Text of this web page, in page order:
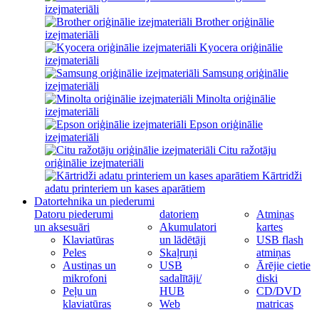
izejmateriāli
Brother oriģinālie
izejmateriāli
Kyocera oriģinālie
izejmateriāli
Samsung oriģinālie
izejmateriāli
Minolta oriģinālie
izejmateriāli
Epson oriģinālie
izejmateriāli
Citu ražotāju
oriģinālie izejmateriāli
Kārtridži
adatu printeriem un kases aparātiem
Datortehnika un piederumi
Datoru piederumi
un aksesuāri
Klaviatūras
Peles
Austiņas un
mikrofoni
Peļu un
klaviatūras
datoriem
Akumulatori
un lādētāji
Skaļruņi
USB
sadalītāji/
HUB
Web
Atmiņas
kartes
USB flash
atmiņas
Ārējie cietie
diski
CD/DVD
matricas